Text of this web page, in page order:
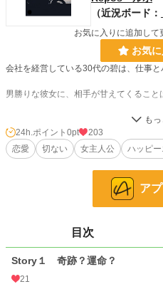
（近況ボード：
お気に入りに追加して
お気
会社を経営している30代の碧は、仕事と
男勝りな彼女に、相手が甘えてくること
休日にバイクを走らせていた碧は、あ
った。家に帰った碧は、いつものように
彼は、デビュー前から人気のアーティス
次第に惹かれ合う二人。
しかし、なぜかいつも一緒に居ること
２人に待ち受けるラストとは?!
小説 228,955 位 / 228,955 件
24h.ポイント 0pt
203
恋愛
切ない 女主人公 ハッピ
ア
目次
Story１ 奇跡？運命？
21